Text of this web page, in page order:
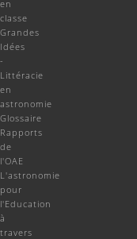
en
classe
Grandes
Idées
-
Littéracie
en
astronomie
Glossaire
Rapports
de
l'OAE
L'astronomie
pour
l'Education
à
travers